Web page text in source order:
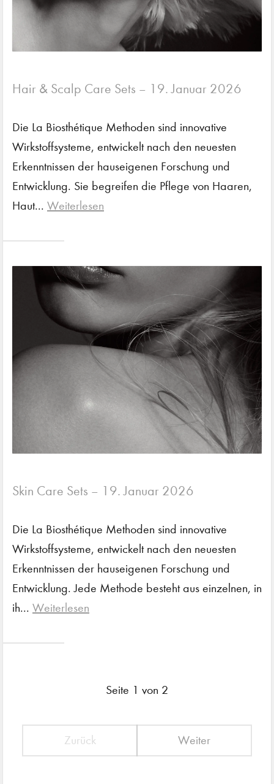
Hair & Scalp Care Sets – 19. Januar 2026
Die La Biosthétique Methoden sind innovative
Wirkstoffsysteme, entwickelt nach den neuesten
Erkenntnissen der hauseigenen Forschung und
Entwicklung. Sie begreifen die Pflege von Haaren,
Haut... Weiterlesen
Skin Care Sets – 19. Januar 2026
Die La Biosthétique Methoden sind innovative
Wirkstoffsysteme, entwickelt nach den neuesten
Erkenntnissen der hauseigenen Forschung und
Entwicklung. Jede Methode besteht aus einzelnen, in
ih... Weiterlesen
Seite 1 von 2
Zurück Weiter